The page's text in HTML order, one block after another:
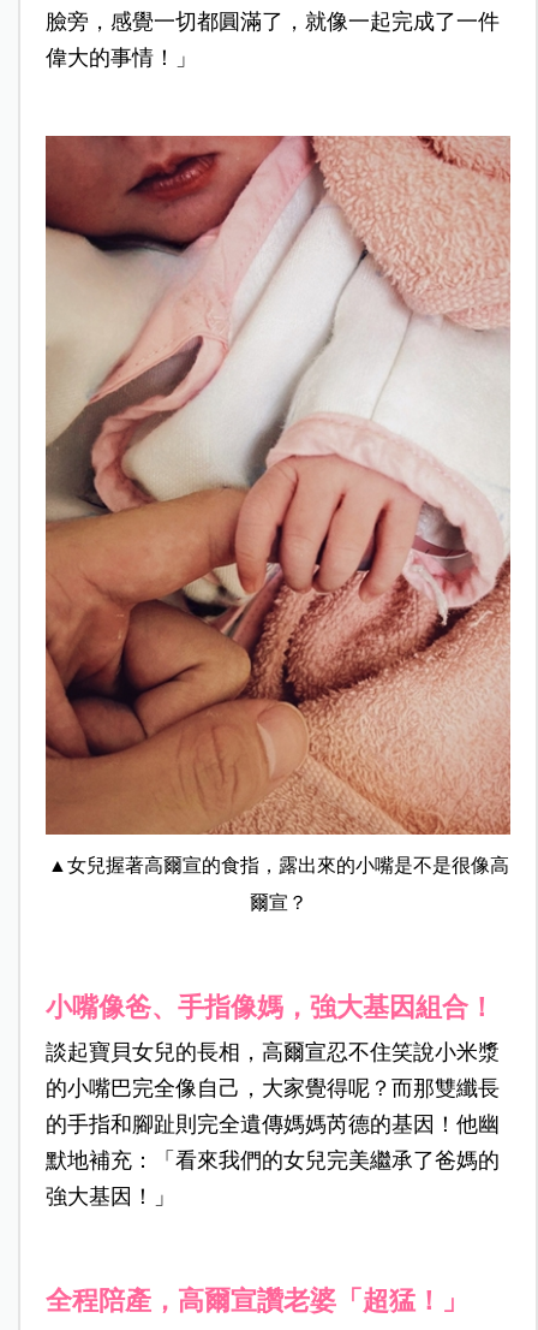
臉旁，感覺一切都圓滿了，就像一起完成了一件
偉大的事情！」
▲女兒握著高爾宣的食指，露出來的小嘴是不是很像高
爾宣？
小嘴像爸、手指像媽，強大基因組合！
談起寶貝女兒的長相，高爾宣忍不住笑說小米漿
的小嘴巴完全像自己，大家覺得呢？而那雙纖長
的手指和腳趾則完全遺傳媽媽芮德的基因！他幽
默地補充：「看來我們的女兒完美繼承了爸媽的
強大基因！」
全程陪產，高爾宣讚老婆「超猛！」